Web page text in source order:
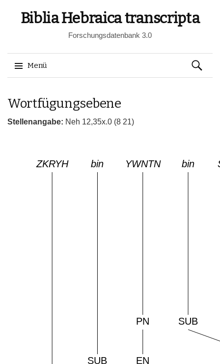
Biblia Hebraica transcripta
Forschungsdatenbank 3.0
Menü
zum
Suchen
nach:
Wortfügungsebene
Stellenangabe: Neh 12,35x.0 (8 21)